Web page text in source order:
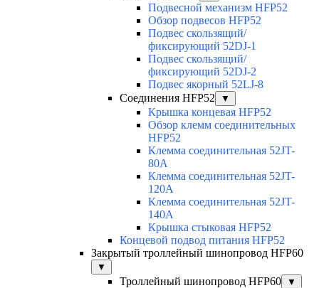
Подвесной механизм HFP52
Обзор подвесов HFP52
Подвес скользящий/
фиксирующий 52DJ-1
Подвес скользящий/
фиксирующий 52DJ-2
Подвес якорный 52LJ-8
Соединения HFP52
▼
Крышка концевая HFP52
Обзор клемм соединительных
HFP52
Клемма соединительная 52JT-
80A
Клемма соединительная 52JT-
120A
Клемма соединительная 52JT-
140A
Крышка стыковая HFP52
Концевой подвод питания HFP52
Закрытый троллейный шинопровод HFP60
▼
Троллейный шинопровод HFP60 ▼